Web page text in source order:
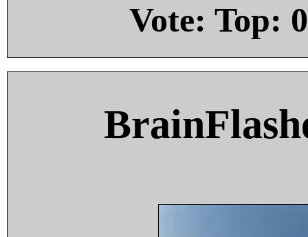
Vote: Top: 0